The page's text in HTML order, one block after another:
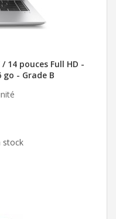
/ 14 pouces Full HD -
go - Grade B
stock